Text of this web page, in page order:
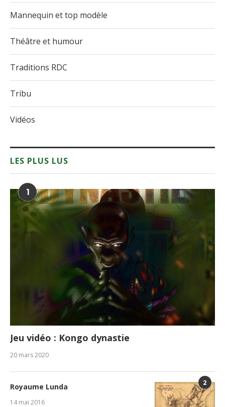
Mannequin et top modèle
Théâtre et humour
Traditions RDC
Tribu
Vidéos
LES PLUS LUS
1
Jeu vidéo : Kongo dynastie
20 mars 2020
2
Royaume Lunda
14 mai 2016